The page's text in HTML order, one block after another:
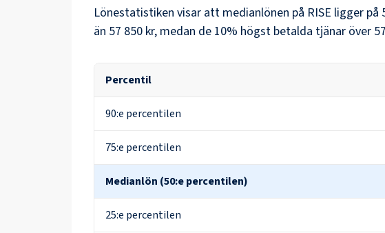
Lönestatistiken visar att medianlönen på RISE ligger på
än 57 850 kr, medan de 10% högst betalda tjänar över
Percentil
90:e percentilen
75:e percentilen
Medianlön (50:e percentilen)
25:e percentilen